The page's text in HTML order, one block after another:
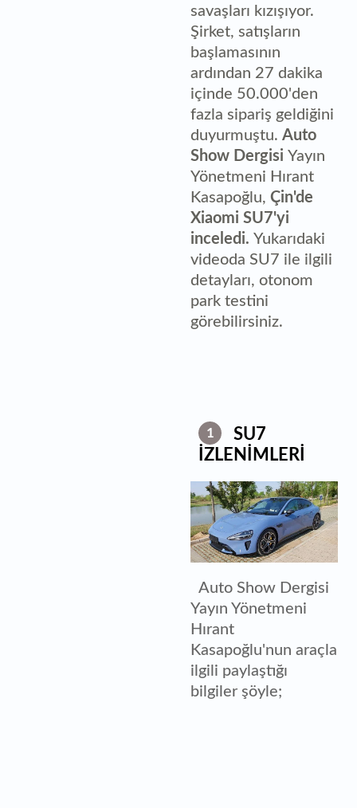
savaşları kızışıyor.
Şirket, satışların
başlamasının
ardından 27 dakika
içinde 50.000'den
fazla sipariş geldiğini
duyurmuştu. Auto
Show Dergisi Yayın
Yönetmeni Hırant
Kasapoğlu, Çin'de
Xiaomi SU7'yi
inceledi. Yukarıdaki
videoda SU7 ile ilgili
detayları, otonom
park testini
görebilirsiniz.
1
SU7
İZLENİMLERİ
Auto Show Dergisi
Yayın Yönetmeni
Hırant
Kasapoğlu'nun araçla
ilgili paylaştığı
bilgiler şöyle;